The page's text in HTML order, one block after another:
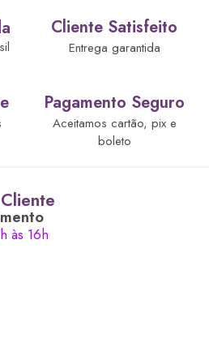
Cliente Satisfeito
Entrega garantida
Pagamento Seguro
Aceitamos cartão, pix e
boleto
às 16h